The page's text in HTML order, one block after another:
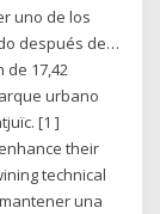
uno de los
después de…
de 17,42
urbano
[1 ]
their
technical
una